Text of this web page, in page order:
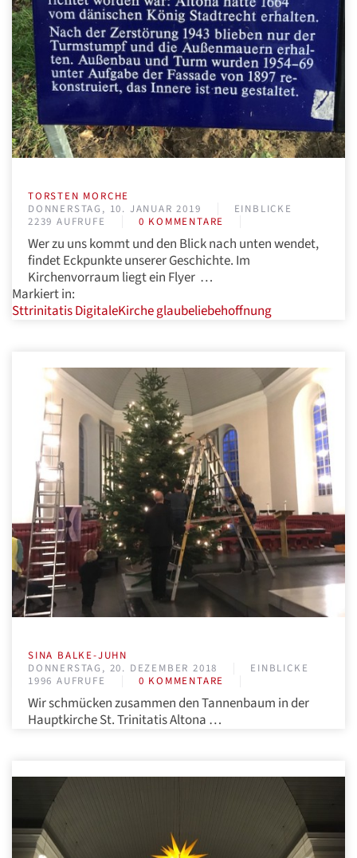
TORSTEN MORCHE
DONNERSTAG, 10. JANUAR 2019
EINBLICKE
2239 AUFRUFE
0 KOMMENTARE
Wer zu uns kommt und den Blick nach unten wendet,
findet Eckpunkte unserer Geschichte. Im
Kirchenvorraum liegt ein Flyer …
Markiert in:
SttrinitatisDigitaleKircheglaubeliebehoffnung
SINA BALKE-JUHN
DONNERSTAG, 20. DEZEMBER 2018
EINBLICKE
1996 AUFRUFE
0 KOMMENTARE
Wir schmücken zusammen den Tannenbaum in der
Hauptkirche St. Trinitatis Altona …